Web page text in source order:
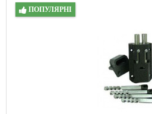
ПОПУЛЯРНІ